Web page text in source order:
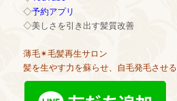
◇予約アプリ
◇美しさを引き出す髪質改善
薄毛✴︎毛髪再生サロン
髪を生やす力を蘇らせ、自毛発毛させる